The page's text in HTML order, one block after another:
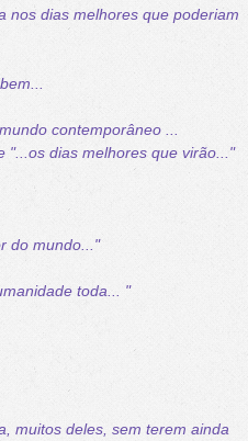
nos dias melhores que poderiam
contemporâneo ...
"...os dias melhores que virão..."
do mundo..."
toda... "
muitos deles, sem terem ainda